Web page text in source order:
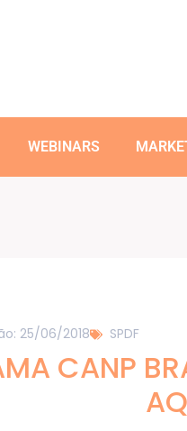
WEBINARS
25/06/2018 SPDF
CANP